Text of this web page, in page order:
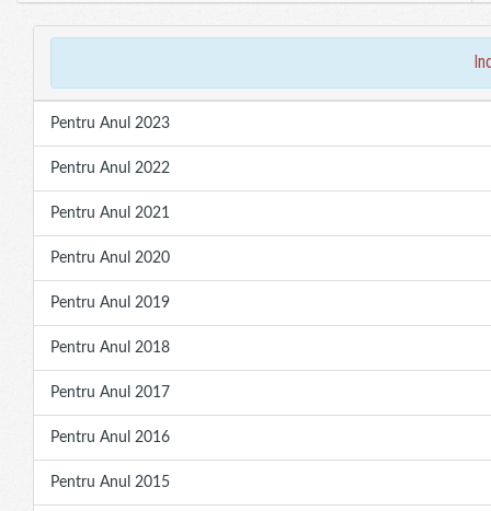
Pentru Anul 2023
Pentru Anul 2022
Pentru Anul 2021
Pentru Anul 2020
Pentru Anul 2019
Pentru Anul 2018
Pentru Anul 2017
Pentru Anul 2016
Pentru Anul 2015